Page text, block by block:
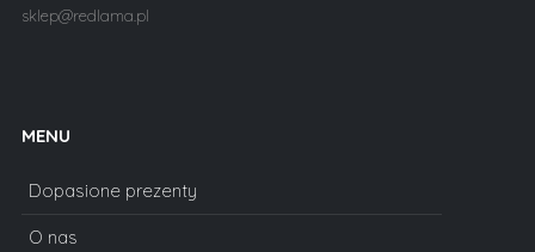
sklep@redlama.pl
MENU
Dopasione prezenty
O nas